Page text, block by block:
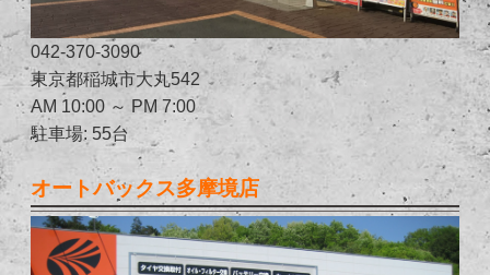
042-370-3090
東京都稲城市大丸542
AM 10:00 ～ PM 7:00
駐車場: 55台
オートバックス多摩境店